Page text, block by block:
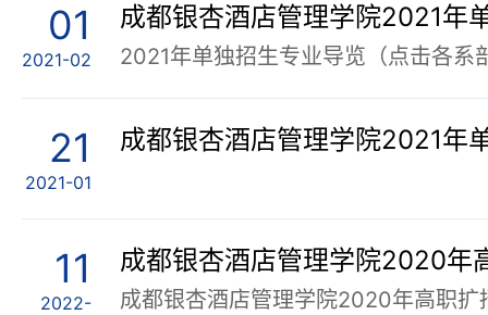
01
2021-02
成都银杏酒店管理学院2021年
21
2021-01
成都银杏酒店管理学院2021年
11
2022-